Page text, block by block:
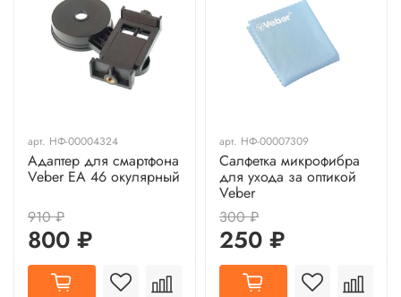
арт. НФ-00004324
Адаптер для смартфона
Veber EA 46 окулярный
910 ₽
800 ₽
арт. НФ-00007309
Салфетка микрофибра
для ухода за оптикой
Veber
300 ₽
250 ₽